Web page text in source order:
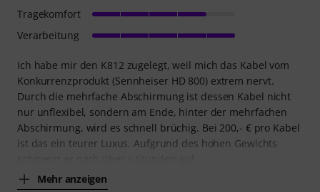
Ich habe mir den K812 zugelegt, weil mich das Kabel vom
Konkurrenzprodukt (Sennheiser HD 800) extrem nervt.
Durch die mehrfache Abschirmung ist dessen Kabel nicht
nur unflexibel, sondern am Ende, hinter der mehrfachen
Abschirmung, wird es schnell brüchig. Bei 200,- € pro Kabel
ist das ein teurer Luxus. Aufgrund des hohen Gewichts
Mehr anzeigen
Tragekomfort
Verarbeitung